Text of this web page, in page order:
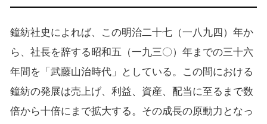
鐘紡社史によれば、この明治二十七（一八九四）年か
ら、社長を辞する昭和五（一九三〇）年までの三十六
年間を「武藤山治時代」としている。この間における
鐘紡の発展は売上げ、利益、資産、配当に至るまで数
倍から十倍にまで拡大する。その成長の原動力となっ